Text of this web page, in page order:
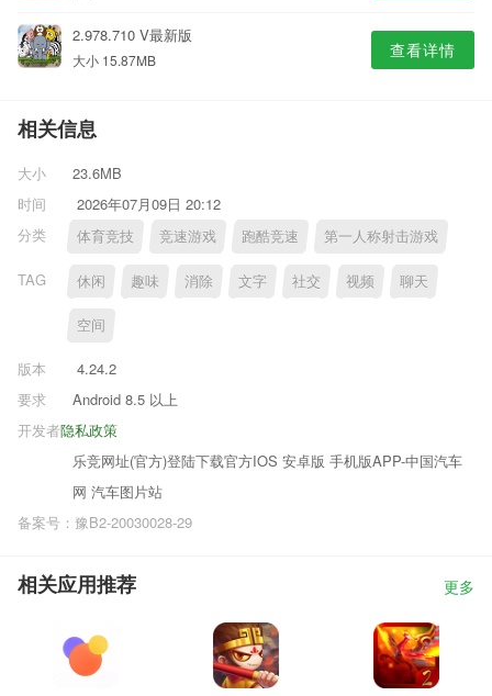
2.978.710 V最新版
大小 15.87MB 查看详情
相关信息
大小
23.6MB
时间
2026年07月09日 20:12
分类
体育竞技 竞速游戏 跑酷竞速 第一人称射击游戏
TAG 休闲 趣味 消除 文字 社交 视频 聊天
空间
版本
4.24.2
要求
Android 8.5 以上
隐私政策
开发者
乐竞网址(官方)登陆下载官方IOS 安卓版 手机版APP-中国汽车
网 汽车图片站
备案号：豫B2-20030028-29
相关应用推荐 更多